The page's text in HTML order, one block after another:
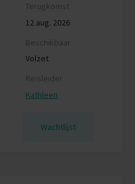
Terugkomst
12 aug. 2026
Beschikbaar
Volzet
Reisleider
Kathleen
Wachtlijst